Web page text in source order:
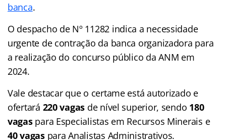
banca.
O despacho de Nº 11282 indica a necessidade
urgente de contração da banca organizadora para
a realização do concurso público da ANM em
2024.
Vale destacar que o certame está autorizado e
ofertará 220 vagas de nível superior, sendo 180
vagaspara Especialistas em Recursos Minerais e
40 vagaspara Analistas Administrativos.